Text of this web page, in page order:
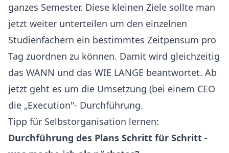
ganzes Semester. Diese kleinen Ziele sollte man
jetzt weiter unterteilen um den einzelnen
Studienfächern ein bestimmtes Zeitpensum pro
Tag zuordnen zu können. Damit wird gleichzeitig
das WANN und das WIE LANGE beantwortet. Ab
jetzt geht es um die Umsetzung (bei einem CEO
die „Execution"- Durchführung.
Tipp für Selbstorganisation lernen:
Durchführung des Plans Schritt für Schritt -